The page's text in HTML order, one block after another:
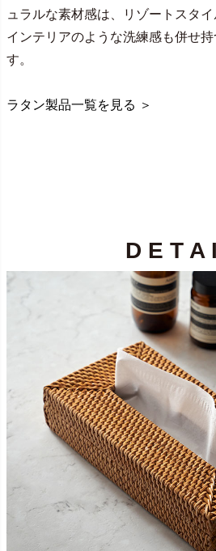
ュラルな素材感は、リゾートスタ
インテリアのような洗練感も併せ
す。
ラタン製品一覧を見る ＞
D E T A